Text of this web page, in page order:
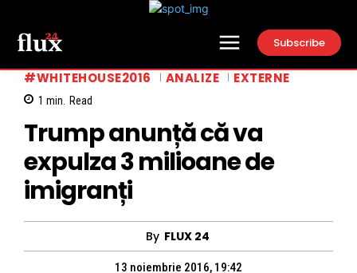
Subscribe
#WHITEHOUSE2016 ANALIZE EXTERNE
1 min. Read
Trump anunță că va
expulza 3 milioane de
imigranți
By FLUX 24
13 noiembrie 2016, 19:42